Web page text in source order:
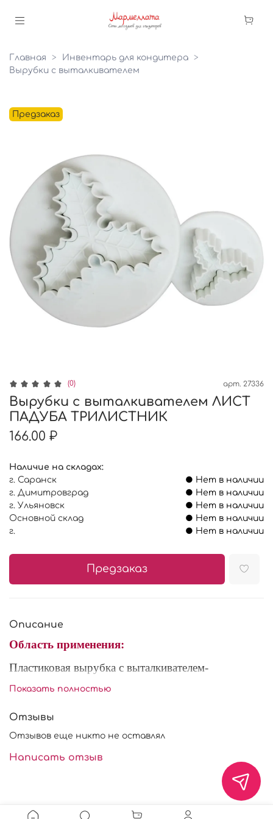
Главная
Инвентарь для кондитера
Вырубки с выталкивателем
Предзаказ
(0) арт. 27336
Вырубки с выталкивателем ЛИСТ
ПАДУБА ТРИЛИСТНИК
166.00 ₽
Наличие на складах:
г. Саранск
● Нет в наличии
г. Димитровград
● Нет в наличии
г. Ульяновск
● Нет в наличии
Основной склад
● Нет в наличии
г.
● Нет в наличии
Предзаказ
Описание
Область применения:
Пластиковая вырубка с выталкивателем-
применяется для изготовления съедобных
сахарной мастики. При работе с мастикой
сахарную пудру.
Показать полностью
Отзывы
Отзывов еще никто не оставлял
Написать отзыв